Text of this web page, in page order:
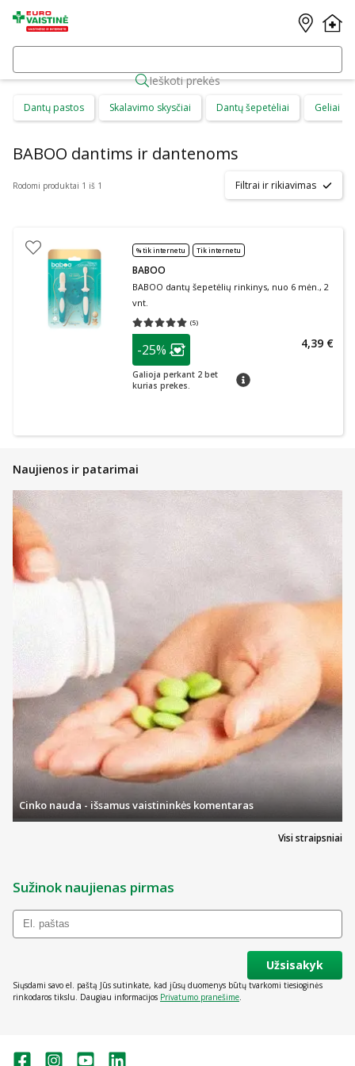
Ieškoti prekės
Dantų pastos Skalavimo skysčiai Dantų šepetėliai Geliai
BABOO dantims ir dantenoms
Rodomi produktai 1 iš 1 Filtrai ir rikiavimas
% tik internetu Tik internetu
BABOO
BABOO dantų šepetėlių rinkinys, nuo 6 mėn., 2
vnt.
(5)
Vidutinis įvertinimas 5.00
patarimas
Lojalumo klubo narių nuolaida
-25%
Galioja perkant 2 bet
kurias prekes.
patarimas
4,39 €
Naujienos ir patarimai
Visi straipsniai
Cinko nauda - išsamus vaistininkės komentaras
Sužinok naujienas pirmas
Užsisakyk
Siųsdami savo el. paštą Jūs sutinkate, kad jūsų duomenys būtų tvarkomi tiesioginės
rinkodaros tikslu. Daugiau informacijos Privatumo pranešime.